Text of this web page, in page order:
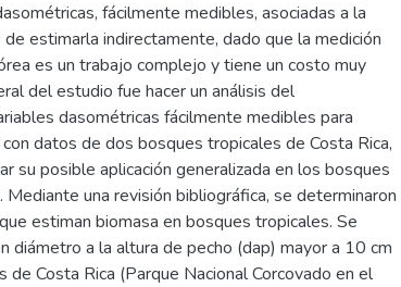
fácilmente medibles, asociadas a la
estimarla indirectamente, dado que la medición
es un trabajo complejo y tiene un costo muy
del estudio fue hacer un análisis del
dasométricas fácilmente medibles para
datos de dos bosques tropicales de Costa Rica,
su posible aplicación generalizada en los bosques
una revisión bibliográfica, se determinaron
estiman biomasa en bosques tropicales. Se
diámetro a la altura de pecho (dap) mayor a 10 cm
Costa Rica (Parque Nacional Corcovado en el